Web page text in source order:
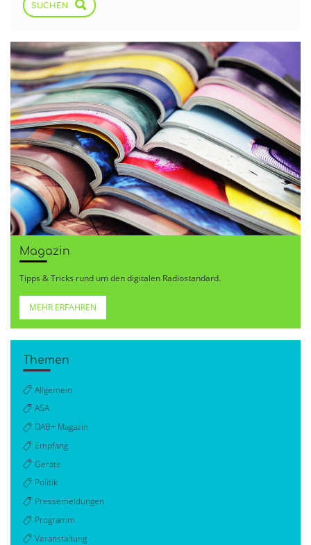
SUCHEN
Magazin
Tipps & Tricks rund um den digitalen Radiostandard.
MEHR ERFAHREN
Themen
Allgemein
ASA
DAB+ Magazin
Empfang
Geräte
Politik
Pressemeldungen
Programm
Veranstaltung